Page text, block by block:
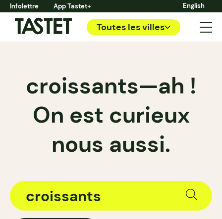
Infolettre App Tastet+ English
Toutes les villes
croissants—ah !
On est curieux
nous aussi.